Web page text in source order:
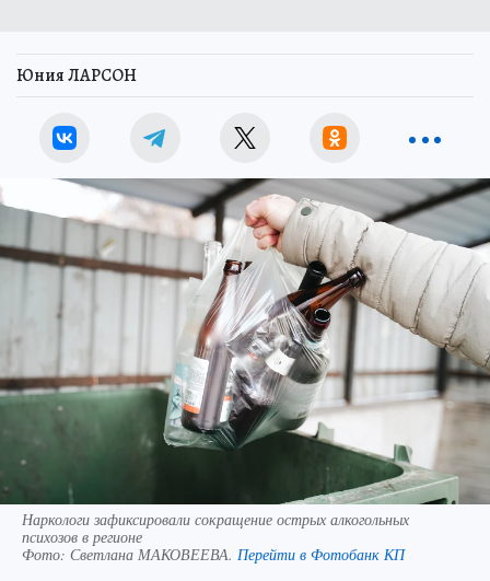
Юния ЛАРСОН
Наркологи зафиксировали сокращение острых алкогольных
психозов в регионе
Фото: Светлана МАКОВЕЕВА. Перейти в Фотобанк КП